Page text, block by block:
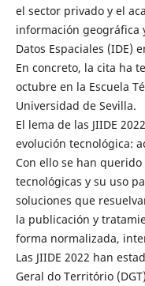
el sector privado y el
información
Datos Espaciales (IDE)
En concreto, la cita ha
octubre en la Escuela
Universidad de Sevilla.
El lema de las JIIDE
evolución tecnológica:
Con ello se han
tecnológicas y su uso
soluciones que
la publicación y
forma normalizada,
Las JIIDE 2022 han
Geral do Território